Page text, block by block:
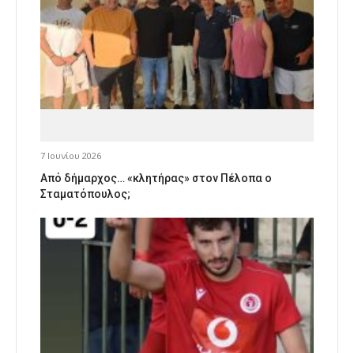
7 Ιουνίου 2026
Από δήμαρχος… «κλητήρας» στον Πέλοπα ο
Σταματόπουλος;